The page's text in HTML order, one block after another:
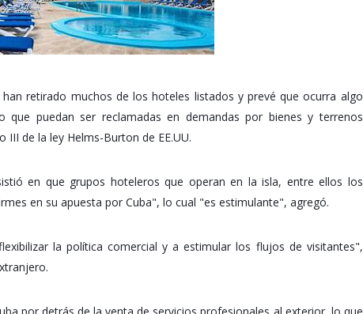
retirado muchos de los hoteles listados y prevé que ocurra algo
que puedan ser reclamadas en demandas por bienes y terrenos
de la ley Helms-Burton de EE.UU.
en que grupos hoteleros que operan en la isla, entre ellos los
en su apuesta por Cuba", lo cual "es estimulante", agregó.
la política comercial y a estimular los flujos de visitantes",